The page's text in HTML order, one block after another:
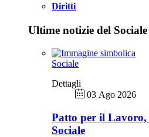
Diritti
Ultime notizie del Sociale
Sociale
Dettagli
03 Ago 2026
Patto per il
Sociale